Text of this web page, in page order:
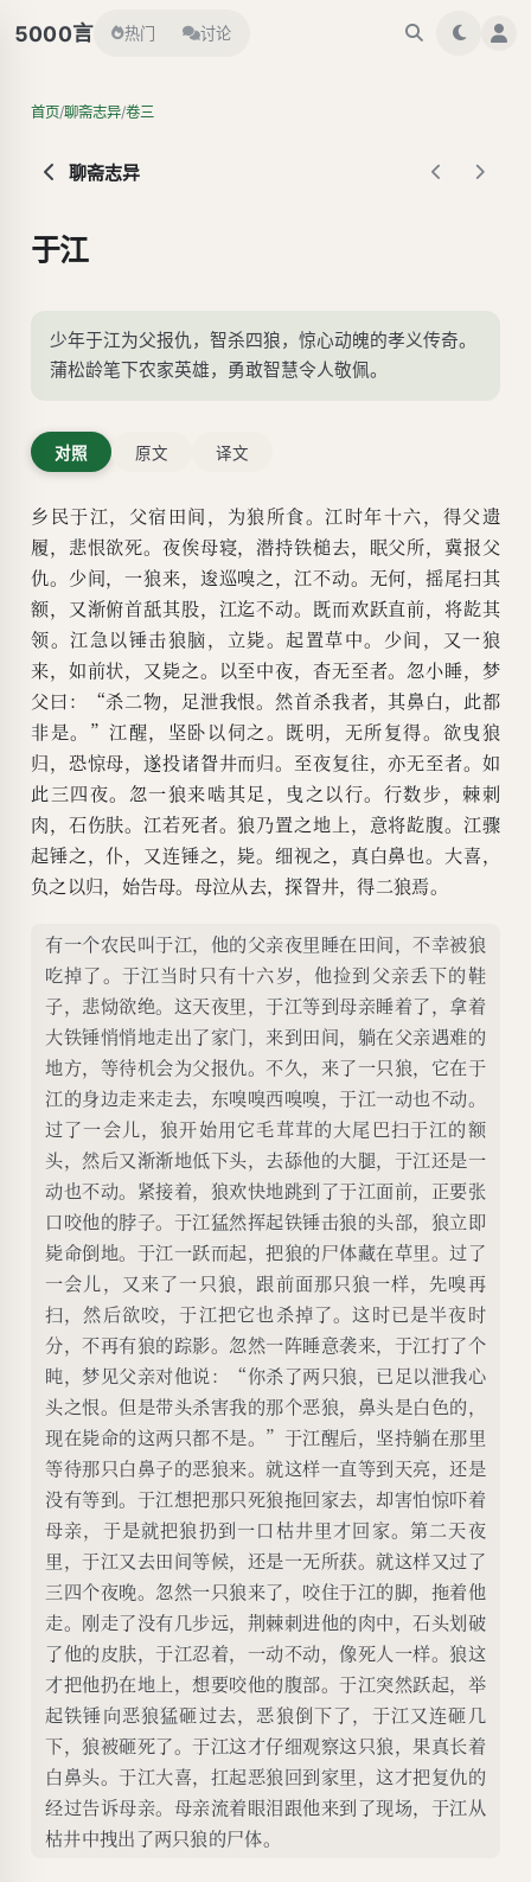
5000言 热门 讨论
首页/聊斋志异/卷三
聊斋志异
于江
少年于江为父报仇，智杀四狼，惊心动魄的孝义传奇。
蒲松龄笔下农家英雄，勇敢智慧令人敬佩。
对照 原文 译文
乡民于江，父宿田间，为狼所食。江时年十六，得父遗
履，悲恨欲死。夜俟母寝，潜持铁槌去，眠父所，冀报父
仇。少间，一狼来，逡巡嗅之，江不动。无何，摇尾扫其
额，又渐俯首舐其股，江迄不动。既而欢跃直前，将龁其
领。江急以锤击狼脑，立毙。起置草中。少间，又一狼
来，如前状，又毙之。以至中夜，杳无至者。忽小睡，梦
父曰：“杀二物，足泄我恨。然首杀我者，其鼻白，此都
非是。”江醒，坚卧以伺之。既明，无所复得。欲曳狼
归，恐惊母，遂投诸眢井而归。至夜复往，亦无至者。如
此三四夜。忽一狼来啮其足，曳之以行。行数步，棘刺
肉，石伤肤。江若死者。狼乃置之地上，意将龁腹。江骤
起锤之，仆，又连锤之，毙。细视之，真白鼻也。大喜，
负之以归，始告母。母泣从去，探眢井，得二狼焉。
有一个农民叫于江，他的父亲夜里睡在田间，不幸被狼
吃掉了。于江当时只有十六岁，他捡到父亲丢下的鞋
子，悲恸欲绝。这天夜里，于江等到母亲睡着了，拿着
大铁锤悄悄地走出了家门，来到田间，躺在父亲遇难的
地方，等待机会为父报仇。不久，来了一只狼，它在于
江的身边走来走去，东嗅嗅西嗅嗅，于江一动也不动。
过了一会儿，狼开始用它毛茸茸的大尾巴扫于江的额
头，然后又渐渐地低下头，去舔他的大腿，于江还是一
动也不动。紧接着，狼欢快地跳到了于江面前，正要张
口咬他的脖子。于江猛然挥起铁锤击狼的头部，狼立即
毙命倒地。于江一跃而起，把狼的尸体藏在草里。过了
一会儿，又来了一只狼，跟前面那只狼一样，先嗅再
扫，然后欲咬，于江把它也杀掉了。这时已是半夜时
分，不再有狼的踪影。忽然一阵睡意袭来，于江打了个
盹，梦见父亲对他说：“你杀了两只狼，已足以泄我心
头之恨。但是带头杀害我的那个恶狼，鼻头是白色的，
现在毙命的这两只都不是。”于江醒后，坚持躺在那里
等待那只白鼻子的恶狼来。就这样一直等到天亮，还是
没有等到。于江想把那只死狼拖回家去，却害怕惊吓着
母亲，于是就把狼扔到一口枯井里才回家。第二天夜
里，于江又去田间等候，还是一无所获。就这样又过了
三四个夜晚。忽然一只狼来了，咬住于江的脚，拖着他
走。刚走了没有几步远，荆棘刺进他的肉中，石头划破
了他的皮肤，于江忍着，一动不动，像死人一样。狼这
才把他扔在地上，想要咬他的腹部。于江突然跃起，举
起铁锤向恶狼猛砸过去，恶狼倒下了，于江又连砸几
下，狼被砸死了。于江这才仔细观察这只狼，果真长着
白鼻头。于江大喜，扛起恶狼回到家里，这才把复仇的
经过告诉母亲。母亲流着眼泪跟他来到了现场，于江从
枯井中拽出了两只狼的尸体。